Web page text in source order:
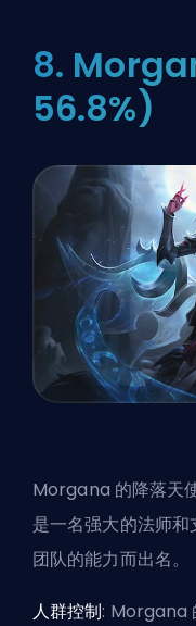
8.
56.8%)
Morgana 的降落天
是一名强大的法师
团队的能力而出名。
人群控制: Morgana